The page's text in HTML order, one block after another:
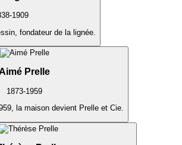
1909
fondateur de la lignée.
Prelle
1873-1959
la maison devient Prelle et Cie.